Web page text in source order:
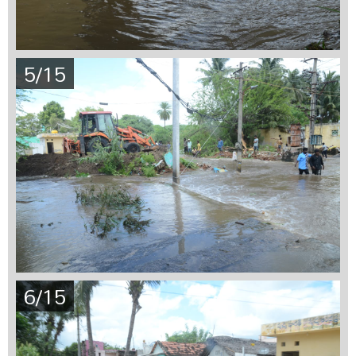
5/15
6/15